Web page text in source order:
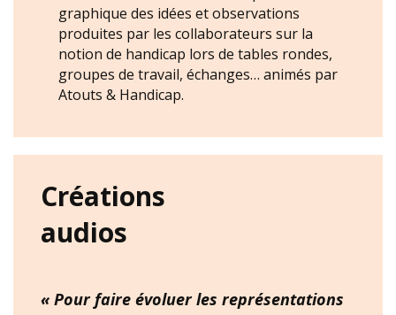
graphique des idées et observations
produites par les collaborateurs sur la
notion de handicap lors de tables rondes,
groupes de travail, échanges… animés par
Atouts & Handicap.
Créations
audios
« Pour faire évoluer les représentations